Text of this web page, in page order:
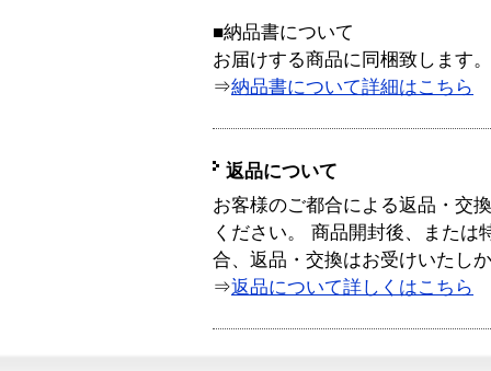
■納品書について
お届けする商品に同梱致します。
⇒納品書について詳細はこちら
返品について
お客様のご都合による返品・交
ください。 商品開封後、または
合、返品・交換はお受けいたし
⇒返品について詳しくはこちら